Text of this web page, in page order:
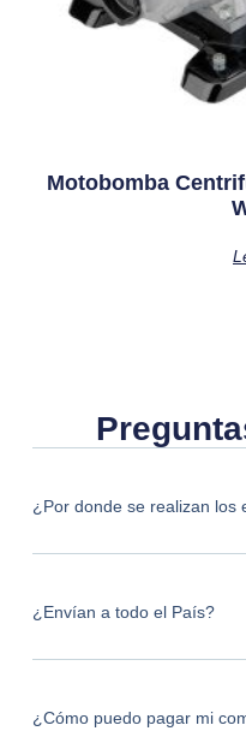
Motobomba
¿Por donde se realizan los
¿Envían a todo el País?
¿Cómo puedo pagar mi